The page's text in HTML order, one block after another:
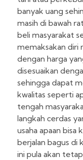
banyak uang
masih di bawah
beli masyarakat
memaksakan diri
dengan harga
disesuaikan
sehingga dapat
kwalitas seperti
tengah
langkah cerdas
usaha apaan
berjalan bagus di
ini pula akan